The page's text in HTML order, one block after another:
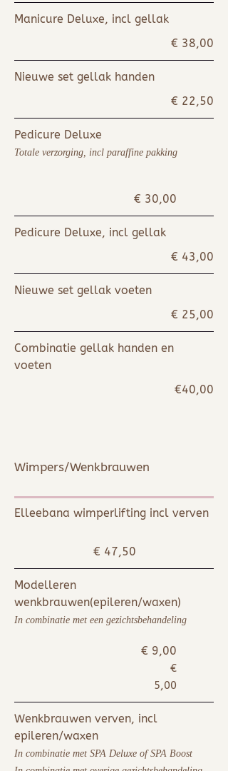
Manicure Deluxe, incl gellak
€ 38,00
Nieuwe set gellak handen
€ 22,50
Pedicure Deluxe
Totale verzorging, incl paraffine pakking
€ 30,00
Pedicure Deluxe, incl gellak
€ 43,00
Nieuwe set gellak voeten
€ 25,00
Combinatie gellak handen en
voeten
€40,00
Wimpers/Wenkbrauwen
Elleebana wimperlifting incl verven
€ 47,50
Modelleren
wenkbrauwen(epileren/waxen)
In combinatie met een gezichtsbehandeling
€ 9,00
€
5,00
Wenkbrauwen verven, incl
epileren/waxen
In combinatie met SPA Deluxe of SPA Boost